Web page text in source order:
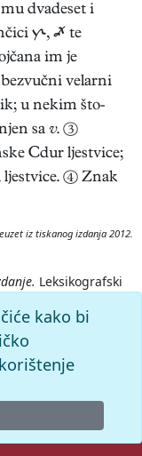
dvadeset i
,  te
im je
velarni
u nekim što­
sa v. ③
Cdur ljestvice;
ljestvice. ④ Znak
iz tiskanog izdanja 2012.
Leksikografski
kako bi
Krleža